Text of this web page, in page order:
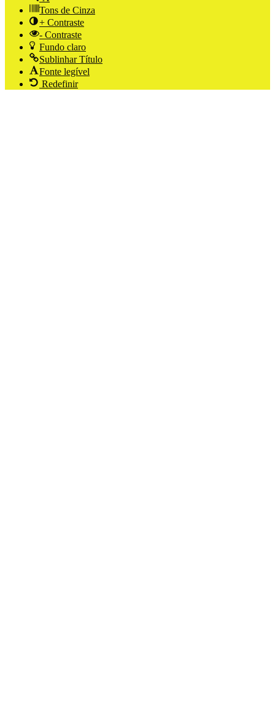
Tons de Cinza
+ Contraste
- Contraste
Fundo claro
Sublinhar Título
Fonte legível
Redefinir